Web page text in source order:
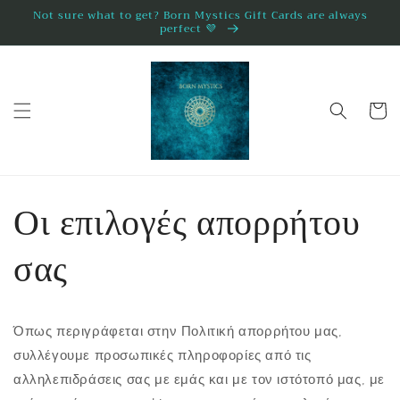
μετάβαση
περιεχόμενο
Not sure what to get? Born Mystics Gift Cards are always
perfect 💜
Καλάθι
Οι επιλογές απορρήτου
σας
Όπως περιγράφεται στην Πολιτική απορρήτου μας,
συλλέγουμε προσωπικές πληροφορίες από τις
αλληλεπιδράσεις σας με εμάς και με τον ιστότοπό μας, με